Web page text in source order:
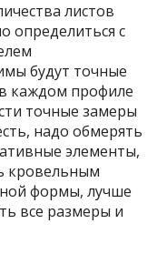
листов
определиться с
будут точные
каждом профиле
точные замеры
надо обмерять
элементы,
кровельным
формы, лучше
все размеры и